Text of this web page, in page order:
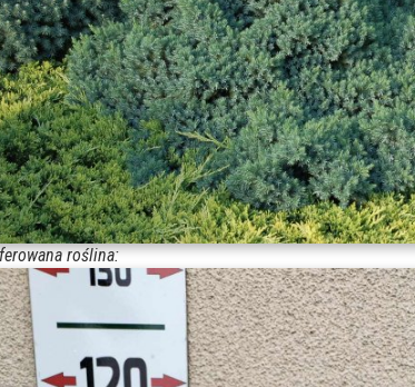
roślina: